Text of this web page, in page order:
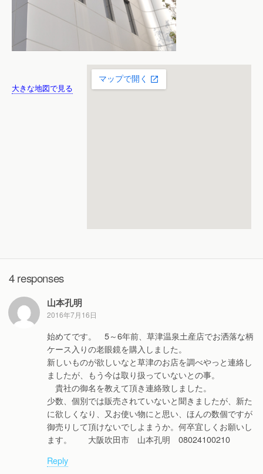
大きな地図で見る
4 responses
山本孔明
2016年7月16日
始めてです。 5～6年前、草津温泉土産店でお洒落な柄
ケース入りの老眼鏡を購入しました。
新しいものが欲しいなと草津のお店を調べやっと連絡し
ましたが、もう今は取り扱っていないとの事。
貴社の御名を教えて頂き連絡致しました。
少数、個別では販売されていないと聞きましたが、新た
に欲しくなり、又お使い物にと思い、ほんの数個ですが
御売りして頂けないでしよまうか。何卒宜しくお願いし
ます。 大阪吹田市 山本孔明 08024100210
Reply